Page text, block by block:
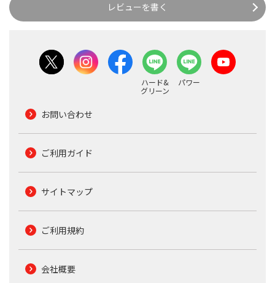
レビューを書く
ハード&
グリーン
パワー
お問い合わせ
ご利用ガイド
サイトマップ
ご利用規約
会社概要